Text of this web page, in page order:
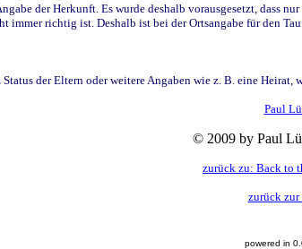
der Herkunft. Es wurde deshalb vorausgesetzt, dass
immer richtig ist. Deshalb ist bei der Ortsangabe für den
der Eltern oder weitere Angaben wie z. B. eine Heirat,
Paul
© 2009 by Paul
zurück zu: Back to
zurück
powered in